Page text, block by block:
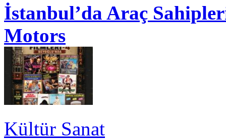
İstanbul’da Araç
Motors
Kültür Sanat